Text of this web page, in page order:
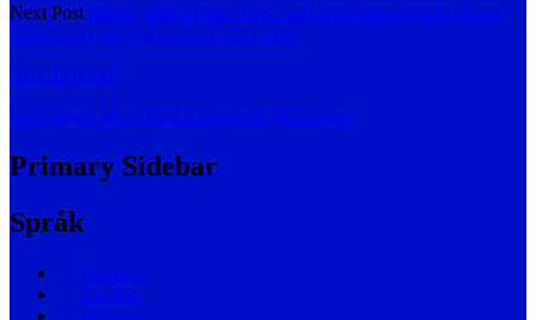
Next Post Buhse, Karl-Heinz: Der Fund von Sparrieshoop (Kreis
Pinneberg), vergraben bald nach 1492
Heft 03 (1949)
Bourtanger Moor Karl Kennepohl Münzfund
Primary Sidebar
Språk
Deutsch
English
Français